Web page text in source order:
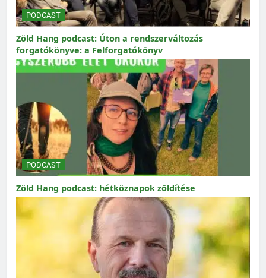
PODCAST
Zöld Hang podcast: Úton a rendszerváltozás
forgatókönyve: a Felforgatókönyv
PODCAST
Zöld Hang podcast: hétköznapok zöldítése